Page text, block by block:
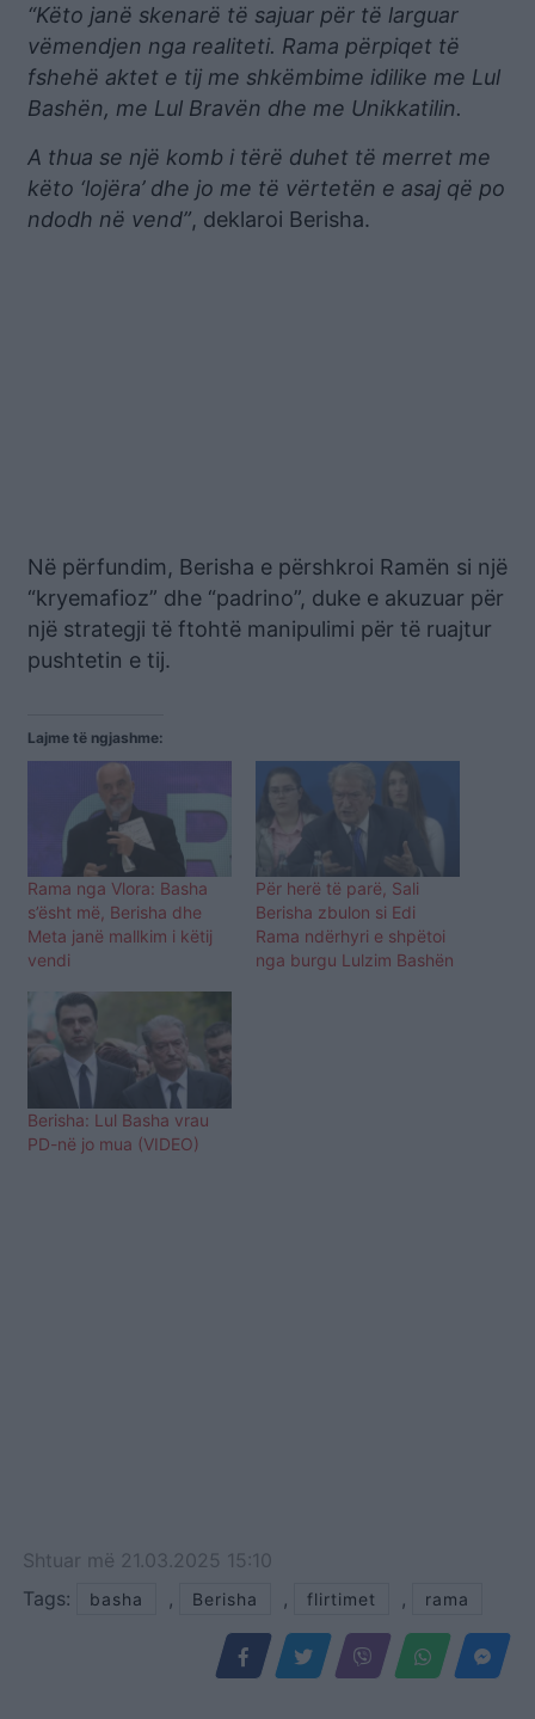
“Këto janë skenarë të sajuar për të larguar
vëmendjen nga realiteti. Rama përpiqet të
fshehë aktet e tij me shkëmbime idilike me Lul
Bashën, me Lul Bravën dhe me Unikkatilin.
A thua se një komb i tërë duhet të merret me
këto ‘lojëra’ dhe jo me të vërtetën e asaj që po
ndodh në vend”, deklaroi Berisha.
Në përfundim, Berisha e përshkroi Ramën si një
“kryemafioz” dhe “padrino”, duke e akuzuar për
një strategji të ftohtë manipulimi për të ruajtur
pushtetin e tij.
Lajme të ngjashme:
Rama nga Vlora: Basha
s’ësht më, Berisha dhe
Meta janë mallkim i këtij
vendi
Për herë të parë, Sali
Berisha zbulon si Edi
Rama ndërhyri e shpëtoi
nga burgu Lulzim Bashën
Berisha: Lul Basha vrau
PD-në jo mua (VIDEO)
Shtuar më 21.03.2025 15:10
Tags:
basha , Berisha , flirtimet , rama